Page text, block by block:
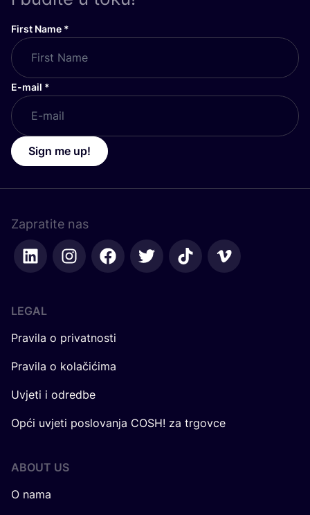
First Name *
E-mail *
Sign me up!
Zapratite nas
LEGAL
Pravila o privatnosti
Pravila o kolačićima
Uvjeti i odredbe
Opći uvjeti poslovanja COSH! za trgovce
ABOUT US
O nama